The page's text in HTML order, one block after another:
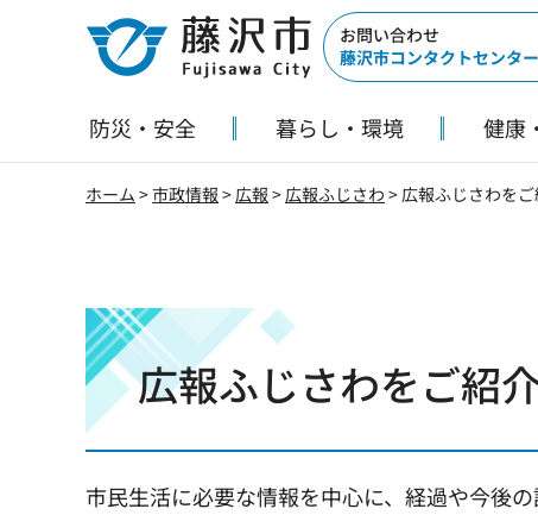
藤沢市
お問い合わせ
藤沢市コンタクトセンター
防災・安全 暮らし・環境 健康
ホーム >市政情報 >広報 >広報ふじさわ > 広報ふじさわを
広報ふじさわをご紹
市民生活に必要な情報を中心に、経過や今後